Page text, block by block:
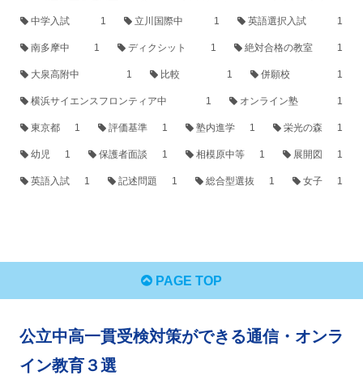
中学入試 1 立川国際中 1 英語選択入試 1
南多摩中 1 ディクシット 1 絶対合格の教室 1
大泉高附中 1 比較 1 併願校 1
横浜サイエンスフロンティア中 1 オンライン塾 1
東京都 1 評価基準 1 塾内進学 1 栄光の森 1
幼児 1 保護者面談 1 相模原中等 1 展開図 1
英語入試 1 記述問題 1 総合型選抜 1 女子 1
PAGE TOP
公立中高一貫受検対策ができる通信・オンラ
イン教育３選